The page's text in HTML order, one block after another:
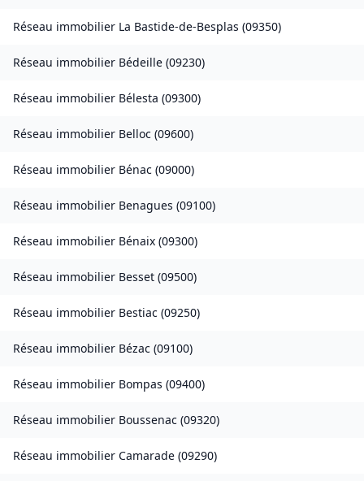
Réseau immobilier La Bastide-de-Besplas (09350)
Réseau immobilier Bédeille (09230)
Réseau immobilier Bélesta (09300)
Réseau immobilier Belloc (09600)
Réseau immobilier Bénac (09000)
Réseau immobilier Benagues (09100)
Réseau immobilier Bénaix (09300)
Réseau immobilier Besset (09500)
Réseau immobilier Bestiac (09250)
Réseau immobilier Bézac (09100)
Réseau immobilier Bompas (09400)
Réseau immobilier Boussenac (09320)
Réseau immobilier Camarade (09290)